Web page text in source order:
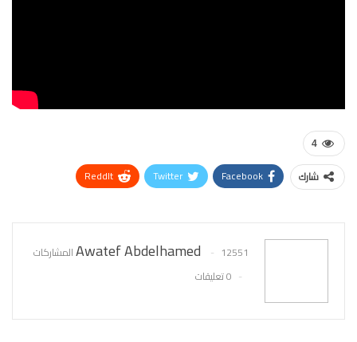
4
شارك Facebook
Twitter
ReddIt
Awatef Abdelhamed
12551 المشاركات
0 تعليقات